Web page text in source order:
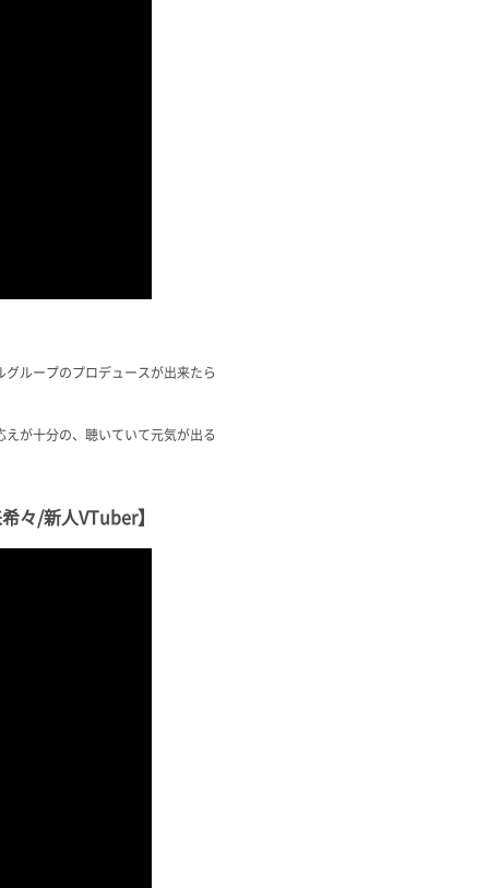
ループのプロデュースが出来たら
が十分の、聴いていて元気が出る
々/新人VTuber】